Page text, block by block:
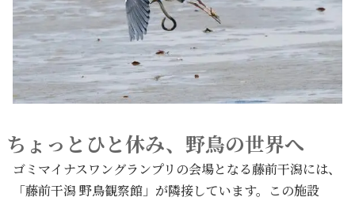
ちょっとひと休み、野鳥の世界へ
ゴミマイナスワングランプリの会場となる藤前干潟には、
「藤前干潟 野鳥観察館」が隣接しています。この施設